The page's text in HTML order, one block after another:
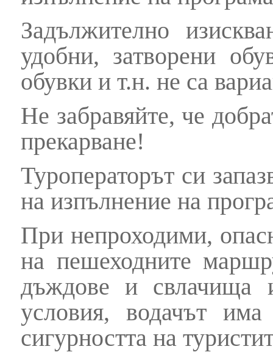
Задължително
удобни, затворени
обувки и т.н. не са
Не забравяйте, че
прекарване!
Туроператорът си
на изпълнение на
При непроходими,
на пешеходните
дъждове и свлачища
условия, водачът
сигурността на